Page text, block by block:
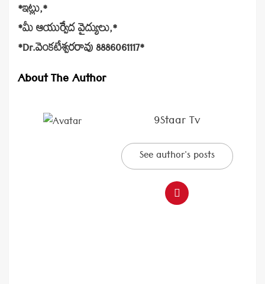
*ఇట్లు,*
*మీ ఆయుర్వేద వైద్యులు,*
*Dr.వెంకటేశ్వరరావు 8886061117*
About The Author
9Staar Tv
See author's posts